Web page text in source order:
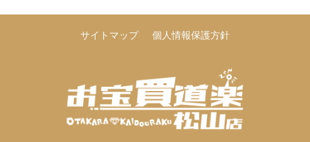
サイトマップ 個人情報保護方針